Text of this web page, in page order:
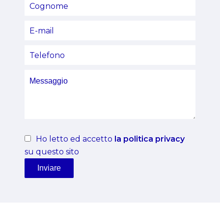
Ho letto ed accetto la politica privacy
su questo sito
Inviare